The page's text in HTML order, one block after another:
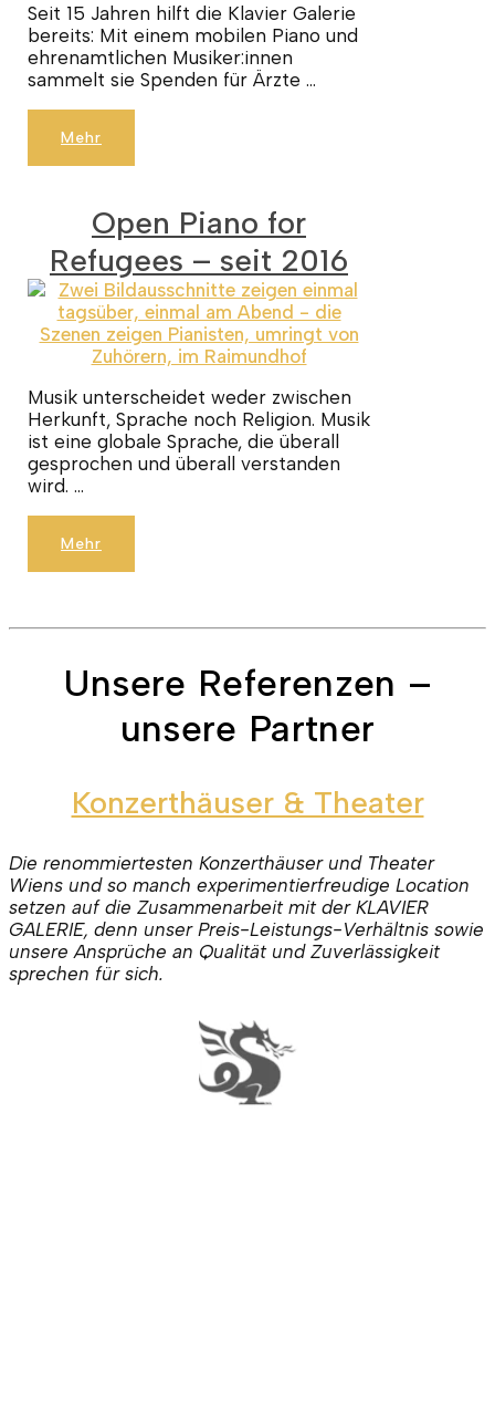
Seit 15 Jahren hilft die Klavier Galerie
bereits: Mit einem mobilen Piano und
ehrenamtlichen Musiker:innen
sammelt sie Spenden für Ärzte …
Mehr
Open Piano for
Refugees – seit 2016
Musik unterscheidet weder zwischen
Herkunft, Sprache noch Religion. Musik
ist eine globale Sprache, die überall
gesprochen und überall verstanden
wird. …
Mehr
Unsere Referenzen –
unsere Partner
Konzerthäuser & Theater
Die renommiertesten Konzerthäuser und Theater
Wiens und so manch experimentierfreudige Location
setzen auf die Zusammenarbeit mit der KLAVIER
GALERIE, denn unser Preis-Leistungs-Verhältnis sowie
unsere Ansprüche an Qualität und Zuverlässigkeit
sprechen für sich.